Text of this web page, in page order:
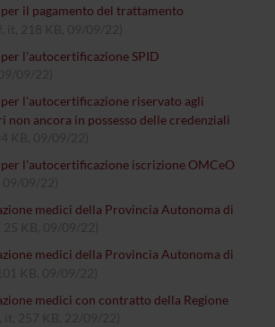
il pagamento del trattamento
l'autocertificazione SPID
l'autocertificazione riservato agli
non ancora in possesso delle credenziali
l'autocertificazione iscrizione OMCeO
medici della Provincia Autonoma di
medici della Provincia Autonoma di
medici con contratto della Regione